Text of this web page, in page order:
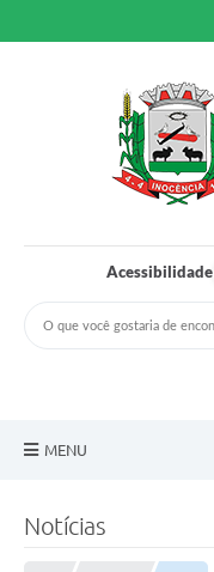
Acessibilidade
MENU
Notícias